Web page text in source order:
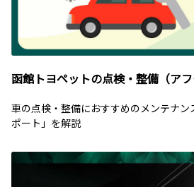
函館トヨペットの点検・整備（アフ
車の点検・整備におすすめのメンテナ
ポート」を解説